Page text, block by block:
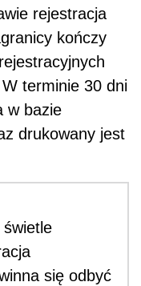
rejestracja
kończy
terminie 30 dni
w bazie
drukowany jest
się odbyć